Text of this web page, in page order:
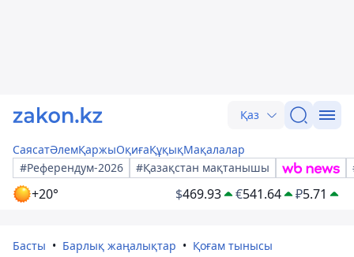
Қаз
СаясатӘлемҚаржыОқиғаҚұқықМақалалар
#Референдум-2026
#Қазақстан мақтанышы
+20° $469.93 €541.64 ₽5.71
Басты Барлық жаңалықтар Қоғам тынысы